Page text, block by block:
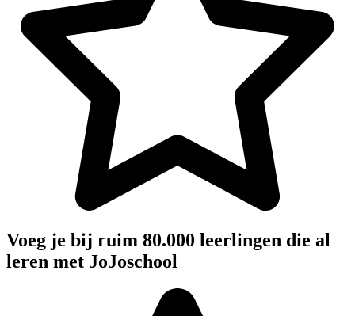
Voeg je bij ruim 80.000 leerlingen die al
leren met JoJoschool